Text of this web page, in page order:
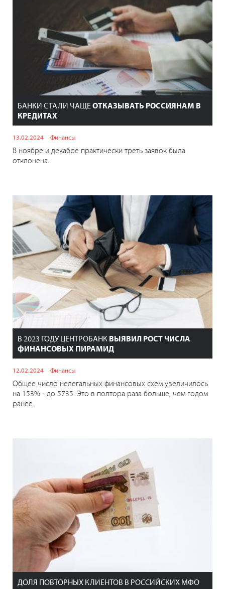
БАНКИ СТАЛИ ЧАЩЕОТКАЗЫВАТЬ РОССИЯНАМ В
КРЕДИТАХ
13.02.2024 Финансы
В ноябре и декабре практически треть заявок была
отклонена.
В 2023 ГОДУ ЦЕНТРОБАНК ВЫЯВИЛ РОСТ ЧИСЛА
ФИНАНСОВЫХ ПИРАМИД
12.02.2024 Финансы
Общее число нелегальных финансовых схем увеличилось
на 153% - до 5735. Это в полтора раза больше, чем годом
ранее.
ДОЛЯ ПОВТОРНЫХ КЛИЕНТОВ В РОССИЙСКИХ МФО